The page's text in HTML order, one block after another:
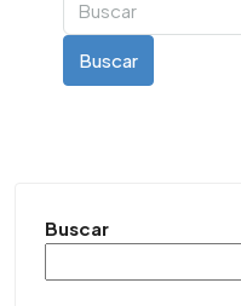
Buscar
Buscar